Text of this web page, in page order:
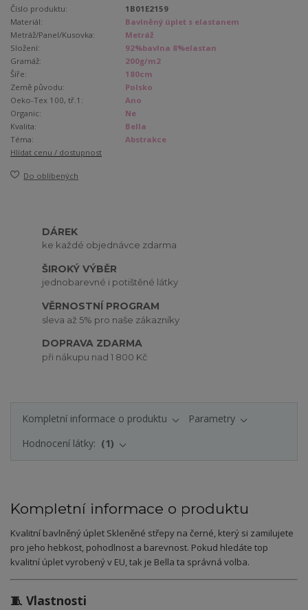
Číslo produktu:
1B01E2159
Materiál:
Bavlněný úplet s elastanem
Metráž/Panel/Kusovka:
Metráž
Složení:
92%bavlna 8%elastan
Gramáž:
200g/m2
Šíře:
180cm
Země původu:
Polsko
Oeko-Tex 100, tř.1:
Ano
Organic:
Ne
Kvalita:
Bella
Téma:
Abstrakce
Hlídat cenu / dostupnost
Do oblíbených
DÁREK
ke každé objednávce zdarma
ŠIROKÝ VÝBĚR
jednobarevné i potištěné látky
VĚRNOSTNÍ PROGRAM
sleva až 5% pro naše zákazníky
DOPRAVA ZDARMA
při nákupu nad 1 800 Kč
Kompletní informace o produktu
Parametry
Hodnocení látky:
1
Kompletní informace o produktu
Kvalitní bavlněný úplet Skleněné střepy na černé, který si zamilujete
pro jeho hebkost, pohodlnost a barevnost. Pokud hledáte top
kvalitní úplet vyrobený v EU, tak je Bella ta správná volba.
🧵 Vlastnosti